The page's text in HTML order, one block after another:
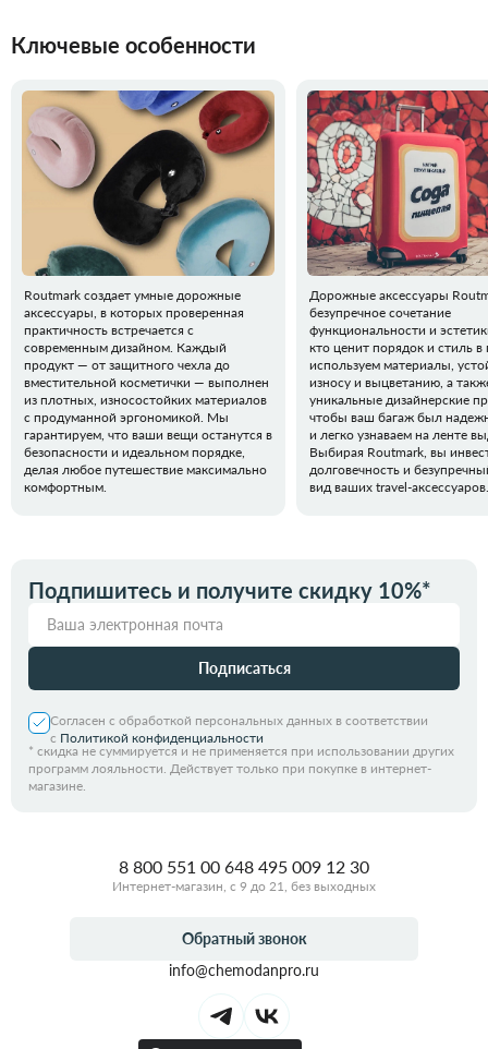
Ключевые особенности
Routmark создает умные дорожные
аксессуары, в которых проверенная
практичность встречается с
современным дизайном. Каждый
продукт — от защитного чехла до
вместительной косметички — выполнен
из плотных, износостойких материалов
с продуманной эргономикой. Мы
гарантируем, что ваши вещи останутся в
безопасности и идеальном порядке,
делая любое путешествие максимально
комфортным.
Дорожные аксессуары
безупречное сочетание
функциональности и
кто ценит порядок и стиль
используем материалы,
износу и выцветанию, а
уникальные дизайнерские
чтобы ваш багаж был
и легко узнаваем на ленте
Выбирая Routmark, вы
долговечность и
вид ваших travel-аксессуаров.
Подпишитесь и получите скидку 10%*
Подписаться
Согласен с обработкой персональных данных в соответствии
с Политикой конфиденциальности
* скидка не суммируется и не применяется при использовании других
программ лояльности. Действует только при покупке в интернет-
магазине.
8 800 551 00 648 495 009 12 30
Интернет-магазин, с 9 до 21, без выходных
Обратный звонок
info@chemodanpro.ru